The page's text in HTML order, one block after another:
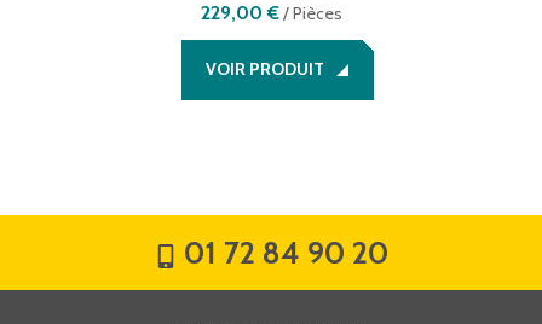
229,00 €/Pièces
VOIR PRODUIT
01 72 84 90 20